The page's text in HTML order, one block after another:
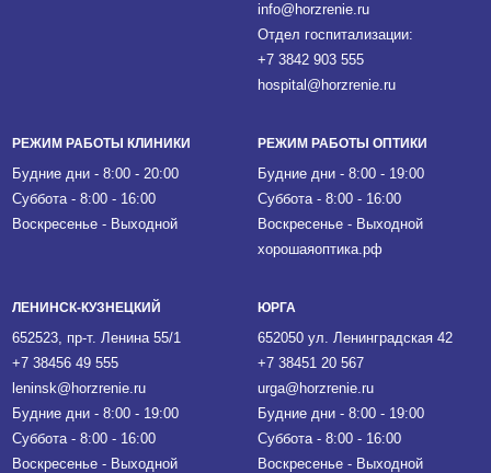
info@horzrenie.ru
Отдел госпитализации:
+7 3842 903 555
hospital@horzrenie.ru
РЕЖИМ РАБОТЫ КЛИНИКИ
Будние дни - 8:00 - 20:00
Суббота - 8:00 - 16:00
Воскресенье - Выходной
РЕЖИМ РАБОТЫ ОПТИКИ
Будние дни - 8:00 - 19:00
Суббота - 8:00 - 16:00
Воскресенье - Выходной
хорошаяоптика.рф
ЛЕНИНСК-КУЗНЕЦКИЙ
652523, пр-т. Ленина 55/1
+7 38456 49 555
leninsk@horzrenie.ru
Будние дни - 8:00 - 19:00
Суббота - 8:00 - 16:00
Воскресенье - Выходной
ЮРГА
652050 ул. Ленинградская 42
+7 38451 20 567
urga@horzrenie.ru
Будние дни - 8:00 - 19:00
Суббота - 8:00 - 16:00
Воскресенье - Выходной